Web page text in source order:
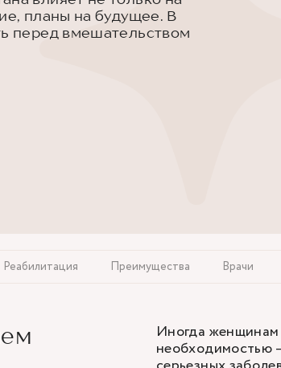
планы на будущее. В
перед вмешательством
Реабилитация Преимущества Врачи
Иногда женщинам
необходимостью